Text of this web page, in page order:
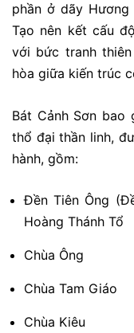
phần ở dãy
Tạo nên kết cấu
với bức tranh
hòa giữa kiến trúc
Bát Cảnh Sơn
thổ đại thần linh,
hành, gồm:
Đền Tiên Ông
Hoàng Thánh Tổ
Chùa Ông
Chùa Tam Giáo
Chùa Kiêu